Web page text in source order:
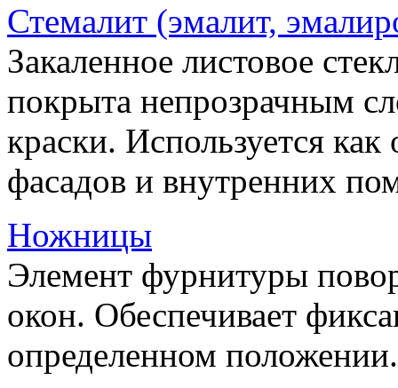
Стемалит (эмалит,
Закаленное листовое
покрыта непрозрачным
краски. Используется
фасадов и внутренних
Ножницы
Элемент фурнитуры
окон. Обеспечивает
определенном положении.